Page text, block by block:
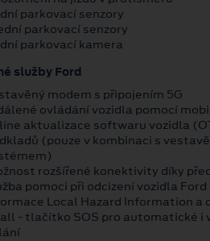
parkovací senzory
parkovací senzory
parkovací kamera
služby Ford
modem s připojením 5G
ovládání vozidla pomocí
aktualizace softwaru vozidla
(pouze v kombinaci s
rozšířené konektivity díky
pomoci při odcizení vozidla
Local Hazard Information a
- tlačítko SOS pro automatické i